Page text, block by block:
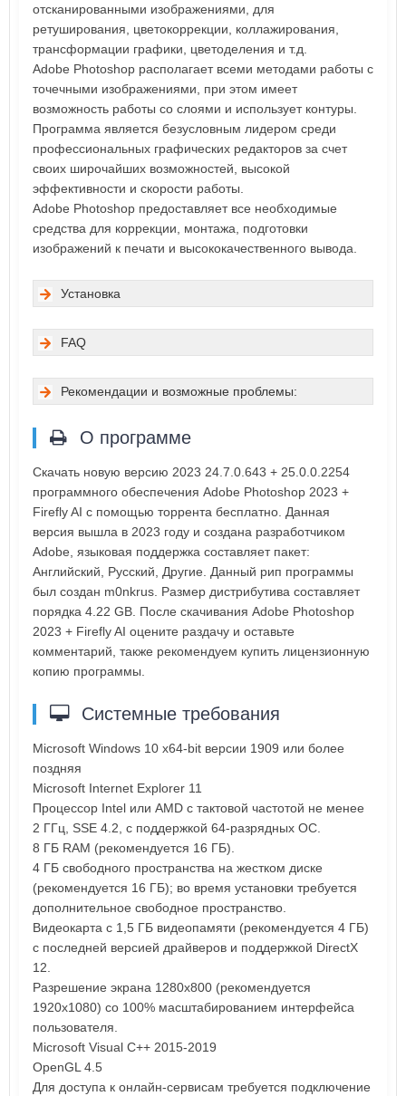
отсканированными изображениями, для
ретуширования, цветокоррекции, коллажирования,
трансформации графики, цветоделения и т.д.
Adobe Photoshop располагает всеми методами работы с
точечными изображениями, при этом имеет
возможность работы со слоями и использует контуры.
Программа является безусловным лидером среди
профессиональных графических редакторов за счет
своих широчайших возможностей, высокой
эффективности и скорости работы.
Adobe Photoshop предоставляет все необходимые
средства для коррекции, монтажа, подготовки
изображений к печати и высококачественного вывода.
Установка
FAQ
Рекомендации и возможные проблемы:
О программе
Скачать новую версию 2023 24.7.0.643 + 25.0.0.2254
программного обеспечения Adobe Photoshop 2023 +
Firefly AI с помощью торрента бесплатно. Данная
версия вышла в 2023 году и создана разработчиком
Adobe, языковая поддержка составляет пакет:
Английский, Русский, Другие. Данный рип программы
был создан m0nkrus. Размер дистрибутива составляет
порядка 4.22 GB. После скачивания Adobe Photoshop
2023 + Firefly AI оцените раздачу и оставьте
комментарий, также рекомендуем купить лицензионную
копию программы.
Системные требования
Microsoft Windows 10 х64-bit версии 1909 или более
поздняя
Microsoft Internet Explorer 11
Процессор Intel или AMD с тактовой частотой не менее
2 ГГц, SSE 4.2, с поддержкой 64-разрядных ОС.
8 ГБ RAM (рекомендуется 16 ГБ).
4 ГБ свободного пространства на жестком диске
(рекомендуется 16 ГБ); во время установки требуется
дополнительное свободное пространство.
Видеокарта с 1,5 ГБ видеопамяти (рекомендуется 4 ГБ)
с последней версией драйверов и поддержкой DirectX
12.
Разрешение экрана 1280x800 (рекомендуется
1920x1080) со 100% масштабированием интерфейса
пользователя.
Microsoft Visual C++ 2015-2019
OpenGL 4.5
Для доступа к онлайн-сервисам требуется подключение